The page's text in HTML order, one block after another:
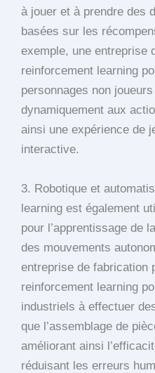
à jouer et à prendre des
basées sur les
exemple, une entreprise
reinforcement learning
personnages non
dynamiquement aux
ainsi une expérience de
interactive.
3. Robotique et
learning est également
pour l’apprentissage de
des mouvements
entreprise de fabrication
reinforcement learning
industriels à effectuer
que l’assemblage de
améliorant ainsi
réduisant les erreurs